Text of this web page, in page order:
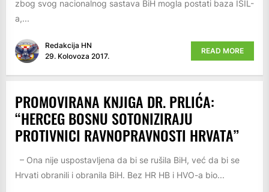
zbog svog nacionalnog sastava BiH mogla postati baza ISIL-
a,...
Redakcija HN
29. Kolovoza 2017.
READ MORE
PROMOVIRANA KNJIGA DR. PRLIĆA:
“HERCEG BOSNU SOTONIZIRAJU
PROTIVNICI RAVNOPRAVNOSTI HRVATA”
– Ona nije uspostavljena da bi se rušila BiH, već da bi se
Hrvati obranili i obranila BiH. Bez HR HB i HVO-a bio...